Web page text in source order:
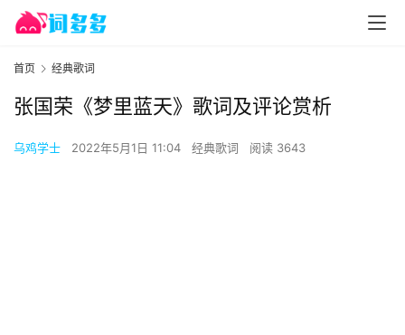
首页 经典歌词
张国荣《梦里蓝天》歌词及评论赏析
乌鸡学士 2022年5月1日 11:04 经典歌词 阅读 3643